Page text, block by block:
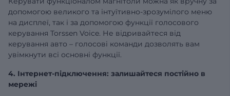
допомогою великого та інтуїтивно-зрозумілого меню
на дисплеї, так і за допомогою функції голосового
керування Torssen Voice. Не відривайтеся від
керування авто – голосові команди дозволять вам
увімкнути всі основні функції.
4. Інтернет-підключення: залишайтеся постійно в
мережі